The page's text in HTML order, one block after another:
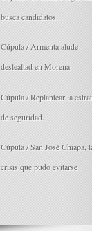
busca candidatos.
Cúpula / Armenta alude
deslealtad en Morena
Cúpula / Replantear la
de seguridad.
Cúpula / San José Chiapa,
crisis que pudo evitarse